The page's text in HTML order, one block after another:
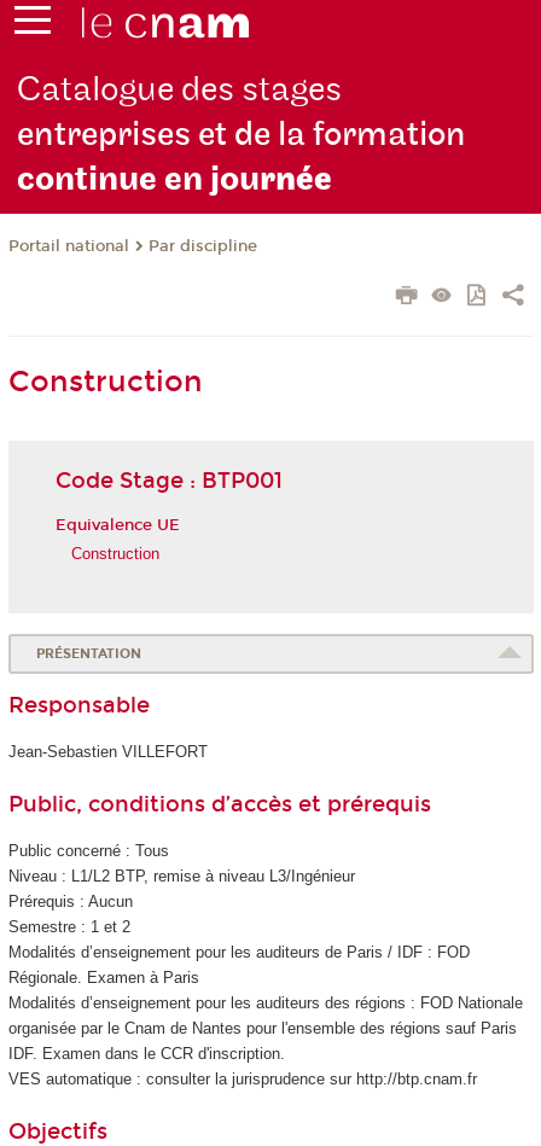
Catalogue des stages
entreprises et de la formation
continue en journée
Portail national Par discipline
Construction
Code Stage : BTP001
Equivalence UE
Construction
PRÉSENTATION
Responsable
Jean-Sebastien VILLEFORT
Public, conditions d’accès et prérequis
Public concerné : Tous
Niveau : L1/L2 BTP, remise à niveau L3/Ingénieur
Prérequis : Aucun
Semestre : 1 et 2
Modalités d’enseignement pour les auditeurs de Paris / IDF : FOD
Régionale. Examen à Paris
Modalités d’enseignement pour les auditeurs des régions : FOD Nationale
organisée par le Cnam de Nantes pour l'ensemble des régions sauf Paris
IDF. Examen dans le CCR d'inscription.
VES automatique : consulter la jurisprudence sur http://btp.cnam.fr
Objectifs